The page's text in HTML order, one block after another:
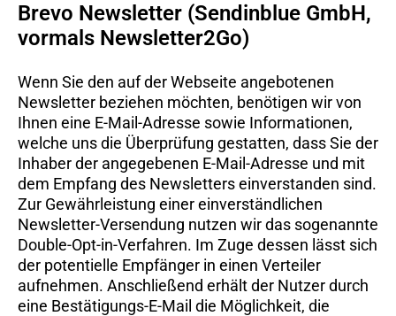
Brevo Newsletter (Sendinblue GmbH,
vormals Newsletter2Go)
Wenn Sie den auf der Webseite angebotenen
Newsletter beziehen möchten, benötigen wir von
Ihnen eine E-Mail-Adresse sowie Informationen,
welche uns die Überprüfung gestatten, dass Sie der
Inhaber der angegebenen E-Mail-Adresse und mit
dem Empfang des Newsletters einverstanden sind.
Zur Gewährleistung einer einverständlichen
Newsletter-Versendung nutzen wir das sogenannte
Double-Opt-in-Verfahren. Im Zuge dessen lässt sich
der potentielle Empfänger in einen Verteiler
aufnehmen. Anschließend erhält der Nutzer durch
eine Bestätigungs-E-Mail die Möglichkeit, die